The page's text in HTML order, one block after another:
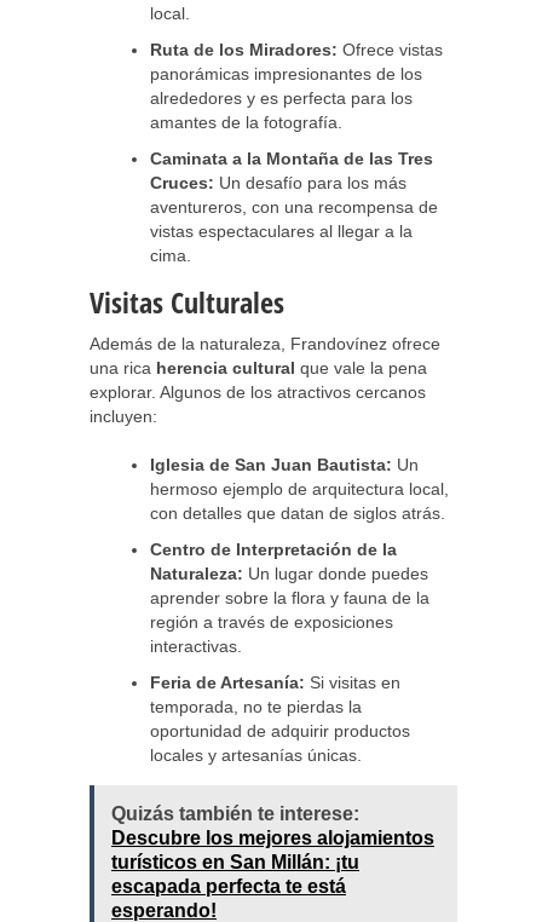
local.
Ruta de los Miradores: Ofrece vistas
panorámicas impresionantes de los
alrededores y es perfecta para los
amantes de la fotografía.
Caminata a la Montaña de las Tres
Cruces: Un desafío para los más
aventureros, con una recompensa de
vistas espectaculares al llegar a la
cima.
Visitas Culturales
Además de la naturaleza, Frandovínez ofrece
una rica herencia cultural que vale la pena
explorar. Algunos de los atractivos cercanos
incluyen:
Iglesia de San Juan Bautista: Un
hermoso ejemplo de arquitectura local,
con detalles que datan de siglos atrás.
Centro de Interpretación de la
Naturaleza: Un lugar donde puedes
aprender sobre la flora y fauna de la
región a través de exposiciones
interactivas.
Feria de Artesanía: Si visitas en
temporada, no te pierdas la
oportunidad de adquirir productos
locales y artesanías únicas.
Quizás también te interese:
Descubre los mejores alojamientos
turísticos en San Millán: ¡tu
escapada perfecta te está
esperando!